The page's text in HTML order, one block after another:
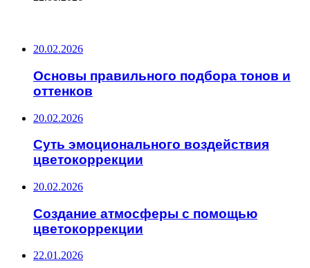
20.02.2026
Основы правильного подбора тонов и
оттенков
20.02.2026
Суть эмоционального воздействия
цветокоррекции
20.02.2026
Создание атмосферы с помощью
цветокоррекции
22.01.2026